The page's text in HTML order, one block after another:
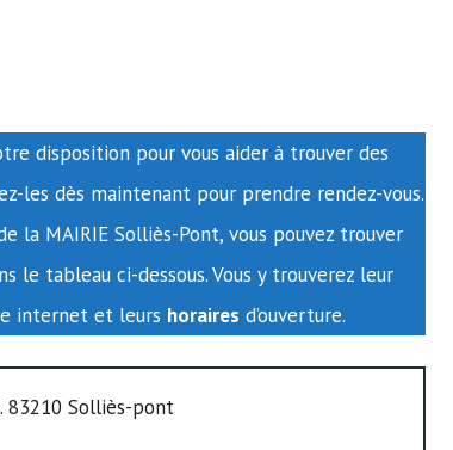
disposition pour vous aider à trouver des
les dès maintenant pour prendre rendez-vous.
la MAIRIE Solliès-Pont, vous pouvez trouver
le tableau ci-dessous. Vous y trouverez leur
internet et leurs horaires d’ouverture.
83210 Solliès-pont